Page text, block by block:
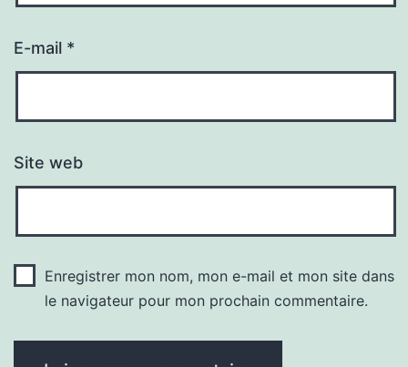
E-mail *
Site web
Enregistrer mon nom, mon e-mail et mon site dans
le navigateur pour mon prochain commentaire.